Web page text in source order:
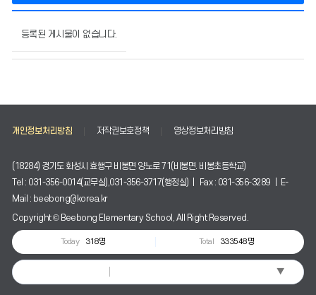
성
신
센
의
시
물
번
호,
제
목,
작
등록된 게시물이 없습니다.
개인정보처리방침 저작권보호정책 영상정보처리방침
(18284) 경기도 화성시 효행구 비봉면 양노로 71(비봉면. 비봉초등학교)
Tel : 031-356-0014(교무실),031-356-3717(행정실) | Fax : 031-356-3289 | E-
Mail : beebong@korea.kr
Copyright © Beebong Elementary School, All Right Reserved.
Today 318명 Total 333548명
▼